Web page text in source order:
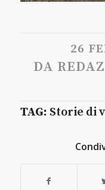
26
DA
TAG: Storie di